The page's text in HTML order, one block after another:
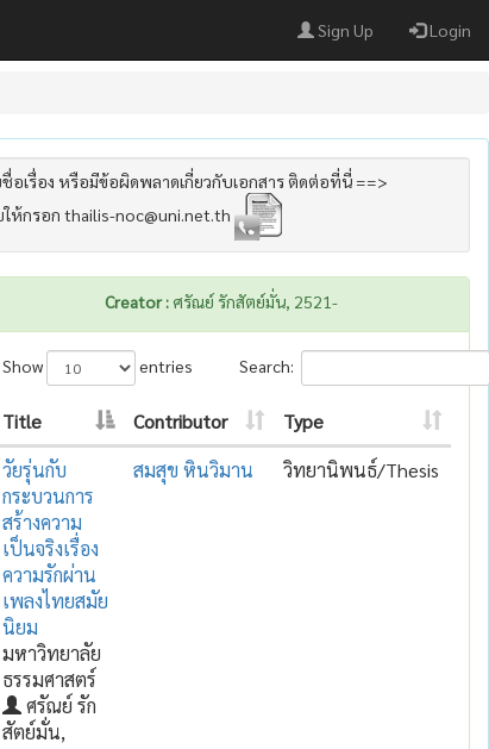
Sign Up Login
ชื่อเรื่อง หรือมีข้อผิดพลาดเกี่ยวกับเอกสาร ติดต่อที่นี่ ==>
ห้กรอก thailis-noc@uni.net.th
Creator : ศรัณย์ รักสัตย์มั่น, 2521-
Show entries Search:
Title Contributor
Type
วัยรุ่นกับ
กระบวนการ
สร้างความ
เป็นจริงเรื่อง
ความรักผ่าน
เพลงไทยสมัย
นิยม
มหาวิทยาลัย
ธรรมศาสตร์
ศรัณย์ รัก
สัตย์มั่น,
สมสุข หินวิมาน วิทยานิพนธ์/Thesis